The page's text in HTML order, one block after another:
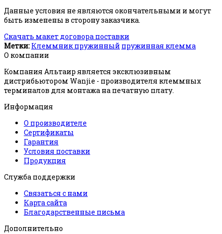
Данные условия не являются окончательными и могут
быть изменены в сторону заказчика.
Скачать макет договора поставки
Метки: Клеммник пружинный пружинная клемма
О компании
Компания Альтаир является эксклюзивным
дистрибьютором Wanjie - производителя клеммных
терминалов для монтажа на печатную плату.
Информация
О производителе
Сертификаты
Гарантия
Условия поставки
Продукция
Служба поддержки
Связаться с нами
Карта сайта
Благодарственные письма
Дополнительно